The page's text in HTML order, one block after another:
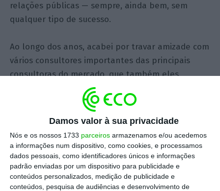
Damos valor à sua privacidade
Nós e os nossos 1733 parceiros armazenamos e/ou acedemos
a informações num dispositivo, como cookies, e processamos
dados pessoais, como identificadores únicos e informações
padrão enviadas por um dispositivo para publicidade e
conteúdos personalizados, medição de publicidade e
conteúdos, pesquisa de audiências e desenvolvimento de
relações públicas — sempre, ainda bem, sem
qualquer tipo de sucesso.
Ao longo dos anos, acabei por travar amizade com
vários consultores importantes das principais
consultoras do mercado, que também eles
gravitavam no mundo dos blogs e passei muito
tempo a ouvir as grandes histórias sobre as
guerras desse mundo.
Lembro-me até do dia em que tentei ser
contratado por uma grande consultora que,
mesmo depois de minha insistência minha, me
esfregou um redondo (e merecido) não na cara —